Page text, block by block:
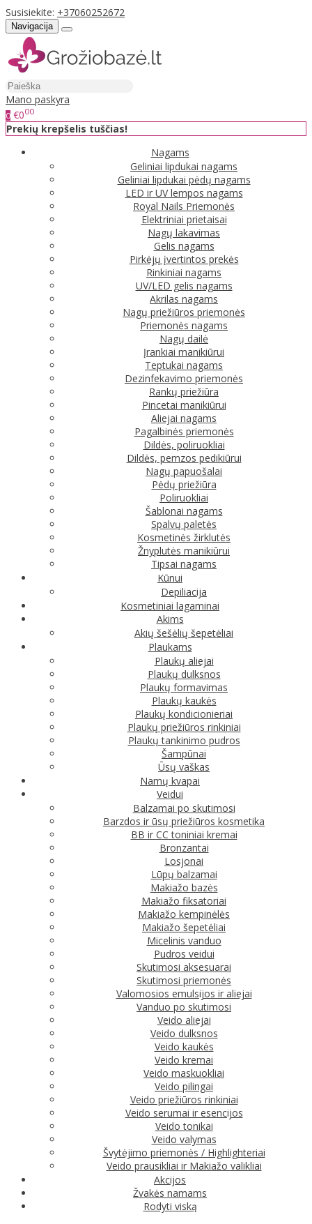
Susisiekite: +37060252672
Navigacija
Mano paskyra
0 €000
Prekių krepšelis tuščias!
Nagams
Geliniai lipdukai nagams
Geliniai lipdukai pėdų nagams
LED ir UV lempos nagams
Royal Nails Priemonės
Elektriniai prietaisai
Nagų lakavimas
Gelis nagams
Pirkėjų įvertintos prekės
Rinkiniai nagams
UV/LED gelis nagams
Akrilas nagams
Nagų priežiūros priemonės
Priemonės nagams
Nagų dailė
Įrankiai manikiūrui
Teptukai nagams
Dezinfekavimo priemonės
Rankų priežiūra
Pincetai manikiūrui
Aliejai nagams
Pagalbinės priemonės
Dildės, poliruokliai
Dildės, pemzos pedikiūrui
Nagų papuošalai
Pėdų priežiūra
Poliruokliai
Šablonai nagams
Spalvų paletės
Kosmetinės žirklutės
Žnyplutės manikiūrui
Tipsai nagams
Kūnui
Depiliacija
Kosmetiniai lagaminai
Akims
Akių šešėlių šepetėliai
Plaukams
Plaukų aliejai
Plaukų dulksnos
Plaukų formavimas
Plaukų kaukės
Plaukų kondicionieriai
Plaukų priežiūros rinkiniai
Plaukų tankinimo pudros
Šampūnai
Ūsų vaškas
Namų kvapai
Veidui
Balzamai po skutimosi
Barzdos ir ūsų priežiūros kosmetika
BB ir CC toniniai kremai
Bronzantai
Losjonai
Lūpų balzamai
Makiažo bazės
Makiažo fiksatoriai
Makiažo kempinėlės
Makiažo šepetėliai
Micelinis vanduo
Pudros veidui
Skutimosi aksesuarai
Skutimosi priemonės
Valomosios emulsijos ir aliejai
Vanduo po skutimosi
Veido aliejai
Veido dulksnos
Veido kaukės
Veido kremai
Veido maskuokliai
Veido pilingai
Veido priežiūros rinkiniai
Veido serumai ir esencijos
Veido tonikai
Veido valymas
Švytėjimo priemonės / Highlighteriai
Veido prausikliai ir Makiažo valikliai
Akcijos
Žvakės namams
Rodyti viską